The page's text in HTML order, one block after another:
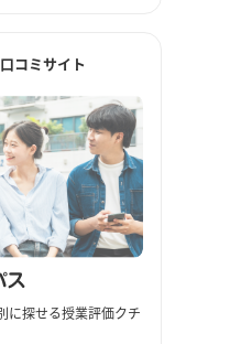
コミサイト
に探せる授業評価クチ